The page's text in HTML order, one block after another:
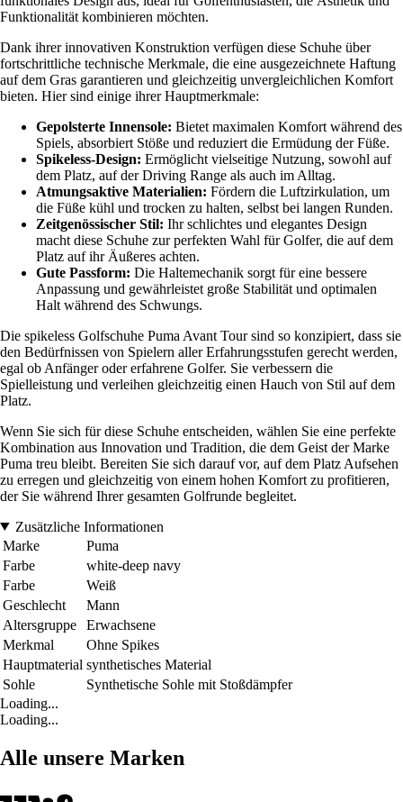
Funktionalität kombinieren möchten.
Dank ihrer innovativen Konstruktion verfügen diese Schuhe über
fortschrittliche technische Merkmale, die eine ausgezeichnete Haftung
auf dem Gras garantieren und gleichzeitig unvergleichlichen Komfort
bieten. Hier sind einige ihrer Hauptmerkmale:
Gepolsterte Innensole: Bietet maximalen Komfort während des
Spiels, absorbiert Stöße und reduziert die Ermüdung der Füße.
Spikeless-Design: Ermöglicht vielseitige Nutzung, sowohl auf
dem Platz, auf der Driving Range als auch im Alltag.
Atmungsaktive Materialien: Fördern die Luftzirkulation, um
die Füße kühl und trocken zu halten, selbst bei langen Runden.
Zeitgenössischer Stil: Ihr schlichtes und elegantes Design
macht diese Schuhe zur perfekten Wahl für Golfer, die auf dem
Platz auf ihr Äußeres achten.
Gute Passform: Die Haltemechanik sorgt für eine bessere
Anpassung und gewährleistet große Stabilität und optimalen
Halt während des Schwungs.
Die spikeless Golfschuhe Puma Avant Tour sind so konzipiert, dass sie
den Bedürfnissen von Spielern aller Erfahrungsstufen gerecht werden,
egal ob Anfänger oder erfahrene Golfer. Sie verbessern die
Spielleistung und verleihen gleichzeitig einen Hauch von Stil auf dem
Platz.
Wenn Sie sich für diese Schuhe entscheiden, wählen Sie eine perfekte
Kombination aus Innovation und Tradition, die dem Geist der Marke
Puma treu bleibt. Bereiten Sie sich darauf vor, auf dem Platz Aufsehen
zu erregen und gleichzeitig von einem hohen Komfort zu profitieren,
der Sie während Ihrer gesamten Golfrunde begleitet.
Zusätzliche Informationen
Marke
Puma
Farbe
white-deep navy
Farbe
Weiß
Geschlecht
Mann
Altersgruppe
Erwachsene
Merkmal
Ohne Spikes
Hauptmaterial synthetisches Material
Sohle
Synthetische Sohle mit Stoßdämpfer
Loading...
Loading...
Alle unsere Marken